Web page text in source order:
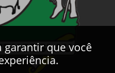
garantir que você